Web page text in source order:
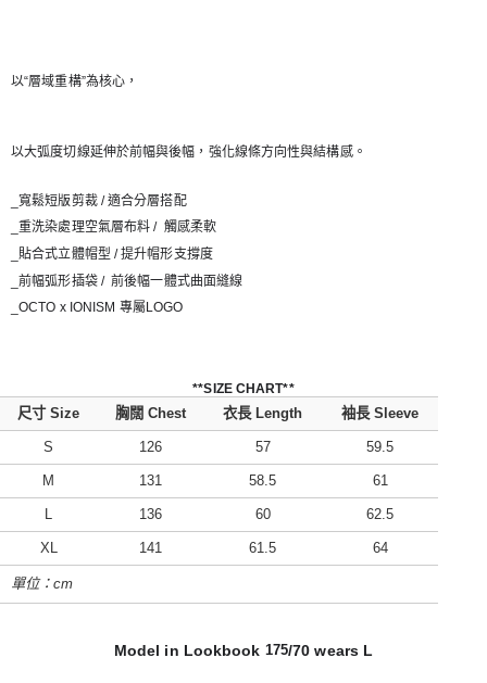
以“層域重構”為核心，
以大弧度切線延伸於前幅與後幅，強化線條方向性與結構感。
_寬鬆短版剪裁 / 適合分層搭配
_重洗染處理空氣層布料 / 觸感柔軟
貼合式立體帽型 / 提升帽形支撐度
_前幅弧形插袋 / 前後幅一體式曲面縫線
_OCTO x IONISM 專屬LOGO
**SIZE CHART**
尺寸 Size 胸闊 Chest 衣長 Length 袖長 Sleeve
S 126 57 59.5
M 131 58.5 61
L 136 60 62.5
XL 141 61.5 64
單位：cm
Model in Lookbook 175/70 wears L